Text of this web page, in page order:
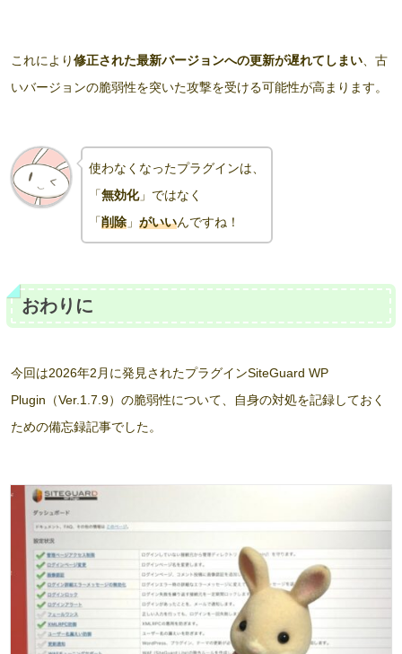
これにより修正された最新バージョンへの更新が遅れてしまい 、古
いバージョンの脆弱性を突いた攻撃を受ける可能性が高まります。
使わなくなったプラグインは、
「無効化」ではなく
「削除」 がいいんですね！
おわりに
今回は2026年2月に発見されたプラグインSiteGuard WP
Plugin（Ver.1.7.9）の脆弱性について、自身の対処を記録しておく
ための備忘録記事でした。